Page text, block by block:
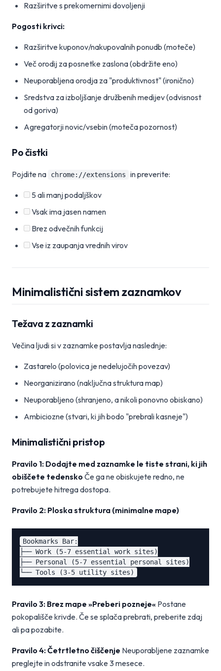
Razširitve s prekomernimi dovoljenji
Pogosti krivci:
Razširitve kuponov/nakupovalnih ponudb (moteče)
Več orodij za posnetke zaslona (obdržite eno)
Neuporabljena orodja za "produktivnost" (ironično)
Sredstva za izboljšanje družbenih medijev (odvisnost
od goriva)
Agregatorji novic/vsebin (moteča pozornost)
Po čistki
Pojdite na chrome://extensions in preverite:
5 ali manj podaljškov
Vsak ima jasen namen
Brez odvečnih funkcij
Vse iz zaupanja vrednih virov
Minimalistični sistem zaznamkov
Težava z zaznamki
Večina ljudi si v zaznamke postavlja naslednje:
Zastarelo (polovica je nedelujočih povezav)
Neorganizirano (naključna struktura map)
Neuporabljeno (shranjeno, a nikoli ponovno obiskano)
Ambiciozne (stvari, ki jih bodo "prebrali kasneje")
Minimalistični pristop
Pravilo 1: Dodajte med zaznamke le tiste strani, ki jih
obiščete tedensko Če ga ne obiskujete redno, ne
potrebujete hitrega dostopa.
Pravilo 2: Ploska struktura (minimalne mape)
Bookmarks Bar:
├── Work (5-7 essential work sites)
├── Personal (5-7 essential personal sites)
Pravilo 3: Brez mape »Preberi pozneje« Postane
pokopališče krivde. Če se splača prebrati, preberite zdaj
ali pa pozabite.
Pravilo 4: Četrtletno čiščenje Neuporabljene zaznamke
preglejte in odstranite vsake 3 mesece.